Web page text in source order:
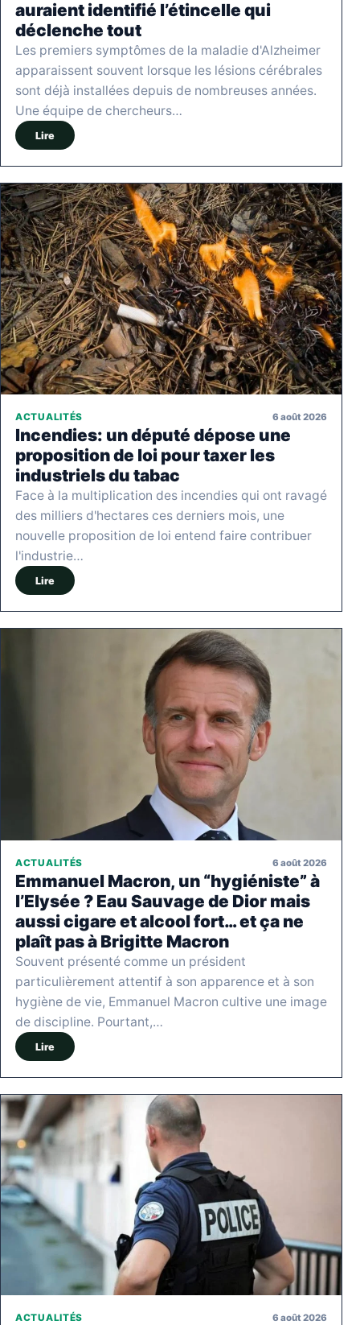
auraient identifié l’étincelle qui
déclenche tout
Les premiers symptômes de la maladie d'Alzheimer
apparaissent souvent lorsque les lésions cérébrales
sont déjà installées depuis de nombreuses années.
Une équipe de chercheurs…
Lire
ACTUALITÉS 6 août 2026
Incendies: un député dépose une
proposition de loi pour taxer les
industriels du tabac
Face à la multiplication des incendies qui ont ravagé
des milliers d'hectares ces derniers mois, une
nouvelle proposition de loi entend faire contribuer
l'industrie…
Lire
ACTUALITÉS 6 août 2026
Emmanuel Macron, un “hygiéniste” à
l’Elysée ? Eau Sauvage de Dior mais
aussi cigare et alcool fort… et ça ne
plaît pas à Brigitte Macron
Souvent présenté comme un président
particulièrement attentif à son apparence et à son
hygiène de vie, Emmanuel Macron cultive une image
de discipline. Pourtant,…
Lire
ACTUALITÉS 6 août 2026